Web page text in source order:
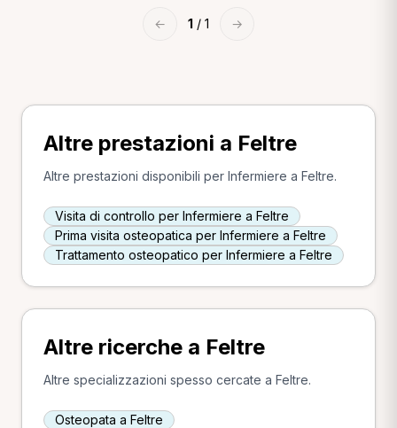
← 1 / 1 →
Altre prestazioni a Feltre
Altre prestazioni disponibili per Infermiere a Feltre.
Visita di controllo per Infermiere a Feltre
Prima visita osteopatica per Infermiere a Feltre
Trattamento osteopatico per Infermiere a Feltre
Altre ricerche a Feltre
Altre specializzazioni spesso cercate a Feltre.
Osteopata a Feltre